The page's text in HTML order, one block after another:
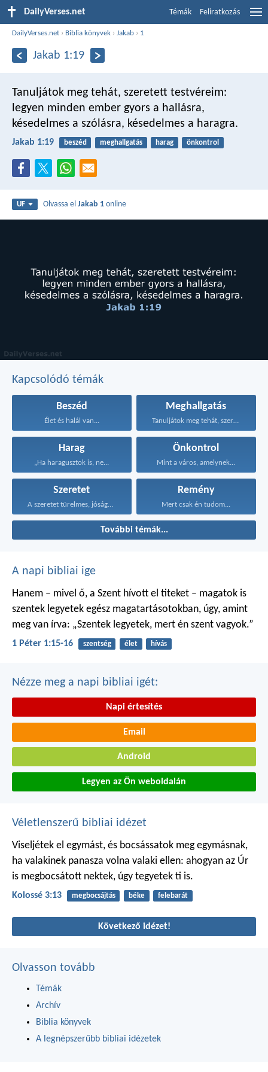
DailyVerses.net Témák Feliratkozás
DailyVerses.net › Biblia könyvek ›Jakab › 1
Jakab 1:19
Tanuljátok meg tehát, szeretett testvéreim:
legyen minden ember gyors a hallásra,
késedelmes a szólásra, késedelmes a haragra.
Jakab 1:19 beszéd meghallgatás harag önkontrol
UF Olvassa elJakab 1 online
Kapcsolódó témák
Beszéd
Élet és halál van...
Meghallgatás
Tanuljátok meg tehát, szeretett...
Harag
„Ha haragusztok is, ne...
Önkontrol
Mint a város, amelynek...
Szeretet
A szeretet türelmes, jóságos...
Remény
Mert csak én tudom...
További témák...
A napi bibliai ige
Hanem – mivel ő, a Szent hívott el titeket – magatok is
szentek legyetek egész magatartásotokban, úgy, amint
meg van írva: „Szentek legyetek, mert én szent vagyok.”
1 Péter 1:15-16 szentség élet hívás
Nézze meg a napi bibliai igét:
Napi értesítés
Email
Android
Legyen az Ön weboldalán
Véletlenszerű bibliai idézet
Viseljétek el egymást, és bocsássatok meg egymásnak,
ha valakinek panasza volna valaki ellen: ahogyan az Úr
is megbocsátott nektek, úgy tegyetek ti is.
Kolossé 3:13 megbocsájtás béke felebarát
Következő idézet!
Olvasson tovább
Témák
Archív
Biblia könyvek
A legnépszerűbb bibliai idézetek